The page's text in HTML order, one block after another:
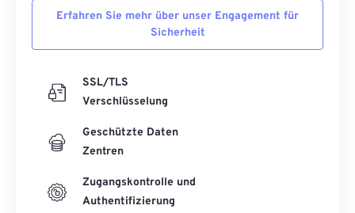
Erfahren Sie mehr über unser Engagement für
Sicherheit
SSL/TLS
Verschlüsselung
Geschützte Daten
Zentren
Zugangskontrolle und
Authentifizierung